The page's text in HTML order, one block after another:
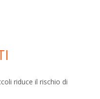
riduce il rischio di